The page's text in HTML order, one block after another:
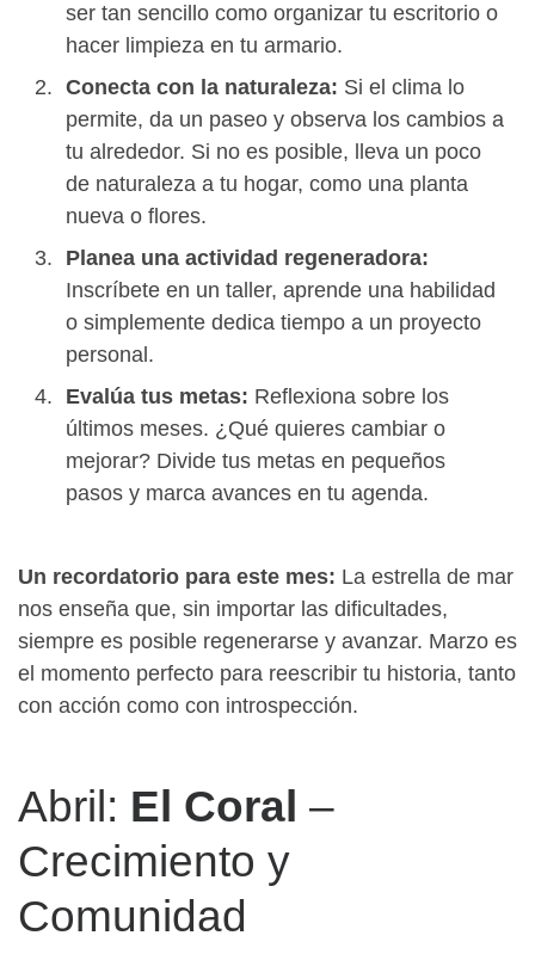
ser tan sencillo como organizar tu escritorio o
hacer limpieza en tu armario.
Conecta con la naturaleza: Si el clima lo
permite, da un paseo y observa los cambios a
tu alrededor. Si no es posible, lleva un poco
de naturaleza a tu hogar, como una planta
nueva o flores.
Planea una actividad regeneradora:
Inscríbete en un taller, aprende una habilidad
o simplemente dedica tiempo a un proyecto
personal.
Evalúa tus metas: Reflexiona sobre los
últimos meses. ¿Qué quieres cambiar o
mejorar? Divide tus metas en pequeños
pasos y marca avances en tu agenda.
Un recordatorio para este mes: La estrella de mar
nos enseña que, sin importar las dificultades,
siempre es posible regenerarse y avanzar. Marzo es
el momento perfecto para reescribir tu historia, tanto
con acción como con introspección.
Abril: El Coral –
Crecimiento y
Comunidad